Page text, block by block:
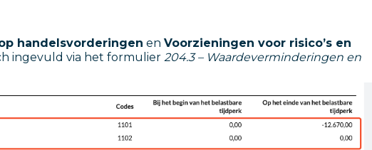
handelsvorderingen en Voorzieningen voor risico’s en
ingevuld via het formulier 204.3 – Waardeverminderingen en